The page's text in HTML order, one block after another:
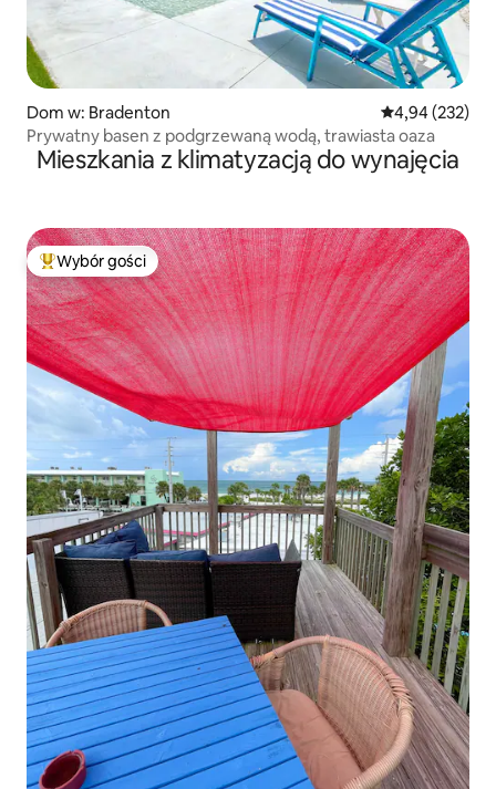
Dom w: Bradenton Średnia
4,94 (232)
Prywatny basen z podgrzewaną wodą, trawiasta oaza
Mieszkania z klimatyzacją do wynajęcia
Najpopularniejsze z kategorii Wybór gości
Wybór gości